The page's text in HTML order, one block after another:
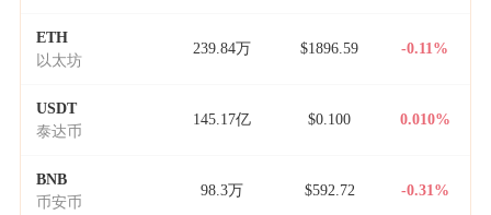
ETH
以太坊
239.84万 $1896.59 -0.11%
USDT
泰达币
145.17亿 $0.100 0.010%
BNB
币安币
98.3万 $592.72 -0.31%